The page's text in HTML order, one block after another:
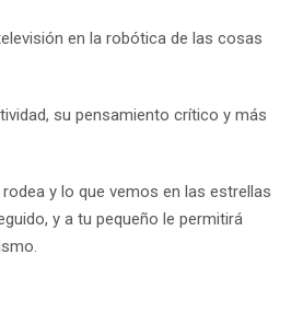
en la robótica de las cosas
su pensamiento crítico y más
y lo que vemos en las estrellas
y a tu pequeño le permitirá